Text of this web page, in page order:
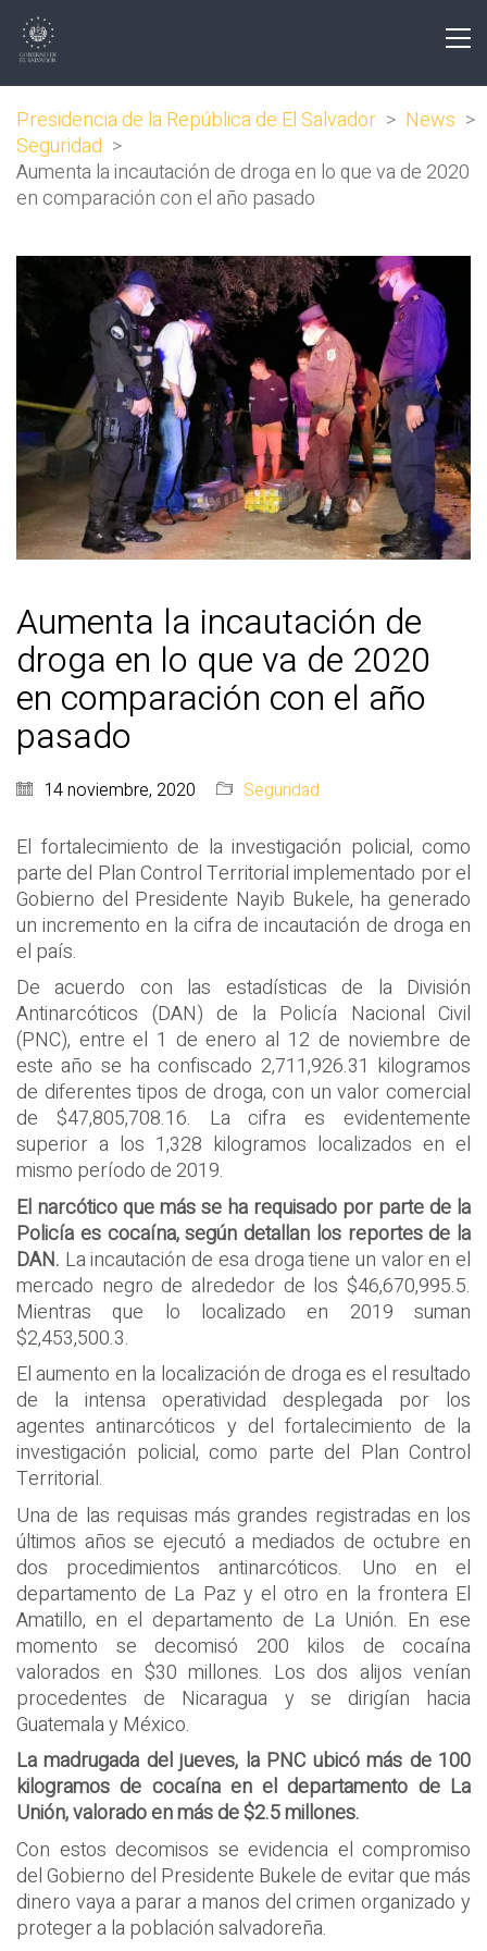
Presidencia de la República de El Salvador > News >
Seguridad >
Aumenta la incautación de droga en lo que va de 2020
en comparación con el año pasado
Aumenta la incautación de
droga en lo que va de 2020
en comparación con el año
pasado
14 noviembre, 2020 Seguridad
El fortalecimiento de la investigación policial, como
parte del Plan Control Territorial implementado por el
Gobierno del Presidente Nayib Bukele, ha generado
un incremento en la cifra de incautación de droga en
el país.
De acuerdo con las estadísticas de la División
Antinarcóticos (DAN) de la Policía Nacional Civil
(PNC), entre el 1 de enero al 12 de noviembre de
este año se ha confiscado 2,711,926.31 kilogramos
de diferentes tipos de droga, con un valor comercial
de $47,805,708.16. La cifra es evidentemente
superior a los 1,328 kilogramos localizados en el
mismo período de 2019.
El narcótico que más se ha requisado por parte de la
Policía es cocaína, según detallan los reportes de la
DAN. La incautación de esa droga tiene un valor en el
mercado negro de alrededor de los $46,670,995.5.
Mientras que lo localizado en 2019 suman
$2,453,500.3.
El aumento en la localización de droga es el resultado
de la intensa operatividad desplegada por los
agentes antinarcóticos y del fortalecimiento de la
investigación policial, como parte del Plan Control
Territorial.
Una de las requisas más grandes registradas en los
últimos años se ejecutó a mediados de octubre en
dos procedimientos antinarcóticos. Uno en el
departamento de La Paz y el otro en la frontera El
Amatillo, en el departamento de La Unión. En ese
momento se decomisó 200 kilos de cocaína
valorados en $30 millones. Los dos alijos venían
procedentes de Nicaragua y se dirigían hacia
Guatemala y México.
La madrugada del jueves, la PNC ubicó más de 100
kilogramos de cocaína en el departamento de La
Unión, valorado en más de $2.5 millones.
Con estos decomisos se evidencia el compromiso
del Gobierno del Presidente Bukele de evitar que más
dinero vaya a parar a manos del crimen organizado y
proteger a la población salvadoreña.